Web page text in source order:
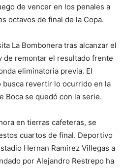
de vencer en los penales a
octavos de final de la Copa.
La Bombonera tras alcanzar el
de remontar el resultado frente
eliminatoria previa. El
busca revertir lo ocurrido en la
Boca se quedó con la serie.
en tierras cafeteras, se
cuartos de final. Deportivo
Hernan Ramirez Villegas a
por Alejandro Restrepo ha